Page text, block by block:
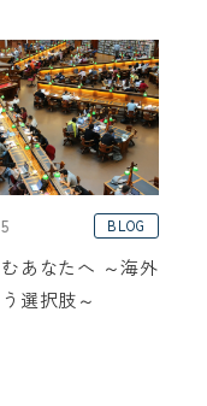
紹介
み
BLOG
あなたへ ～海外
選択肢～